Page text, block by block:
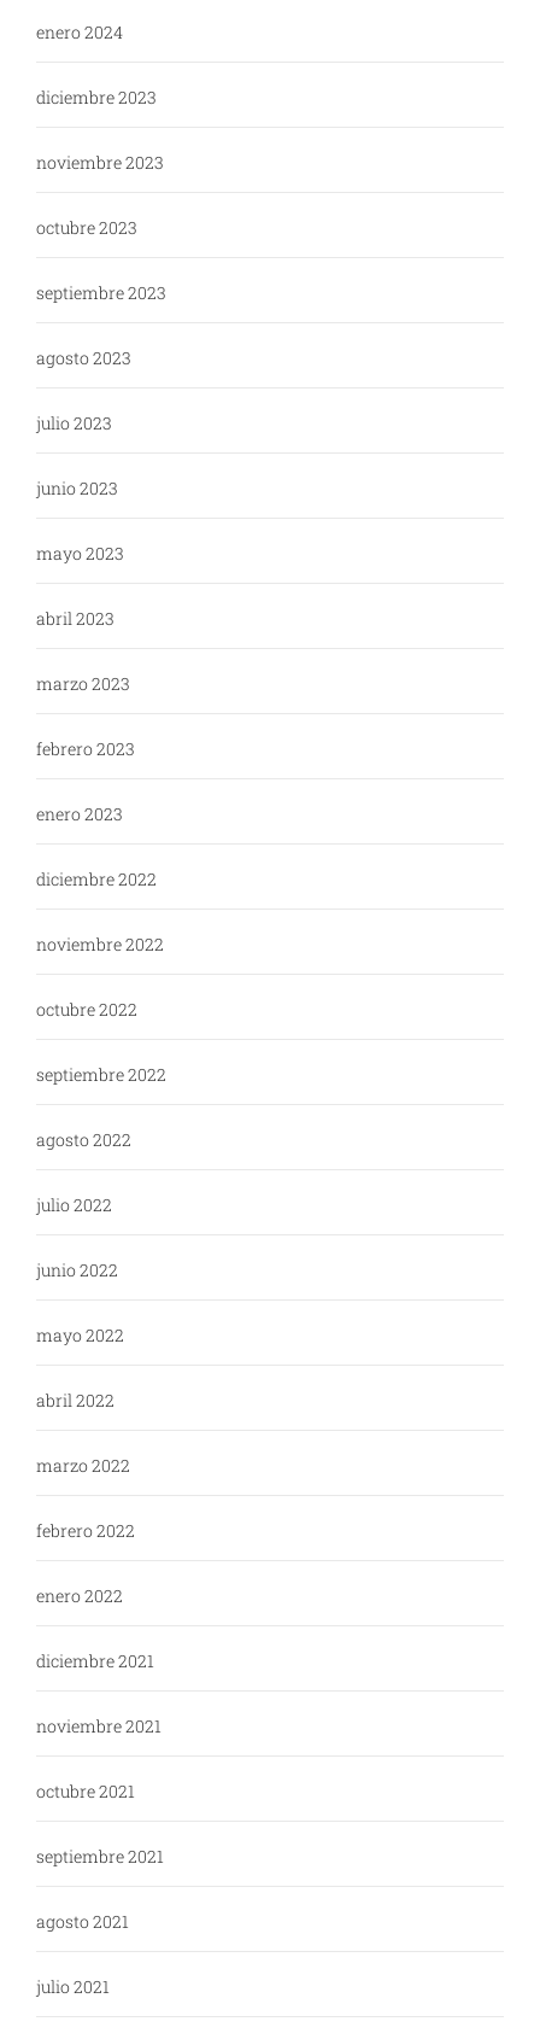
enero 2024
diciembre 2023
noviembre 2023
octubre 2023
septiembre 2023
agosto 2023
julio 2023
junio 2023
mayo 2023
abril 2023
marzo 2023
febrero 2023
enero 2023
diciembre 2022
noviembre 2022
octubre 2022
septiembre 2022
agosto 2022
julio 2022
junio 2022
mayo 2022
abril 2022
marzo 2022
febrero 2022
enero 2022
diciembre 2021
noviembre 2021
octubre 2021
septiembre 2021
agosto 2021
julio 2021